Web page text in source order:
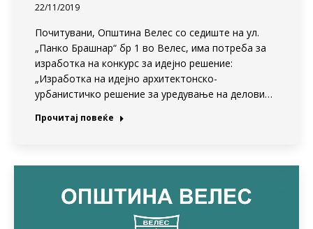
22/11/2019
Почитувани, Општина Велес со седиште на ул.
„Панко Брашнар“ бр 1 во Велес, има потреба за
изработка на конкурс за идејно решение:
„Изработка на идејно архитектонско-
урбанистичко решение за уредување на делови…
Прочитај повеќе